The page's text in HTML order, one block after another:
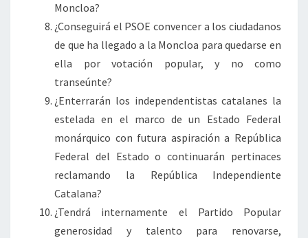
Moncloa?
¿Conseguirá el PSOE convencer a los ciudadanos
de que ha llegado a la Moncloa para quedarse en
ella por votación popular, y no como
transeúnte?
¿Enterrarán los independentistas catalanes la
estelada en el marco de un Estado Federal
monárquico con futura aspiración a República
Federal del Estado o continuarán pertinaces
reclamando la República Independiente
Catalana?
¿Tendrá internamente el Partido Popular
generosidad y talento para renovarse,